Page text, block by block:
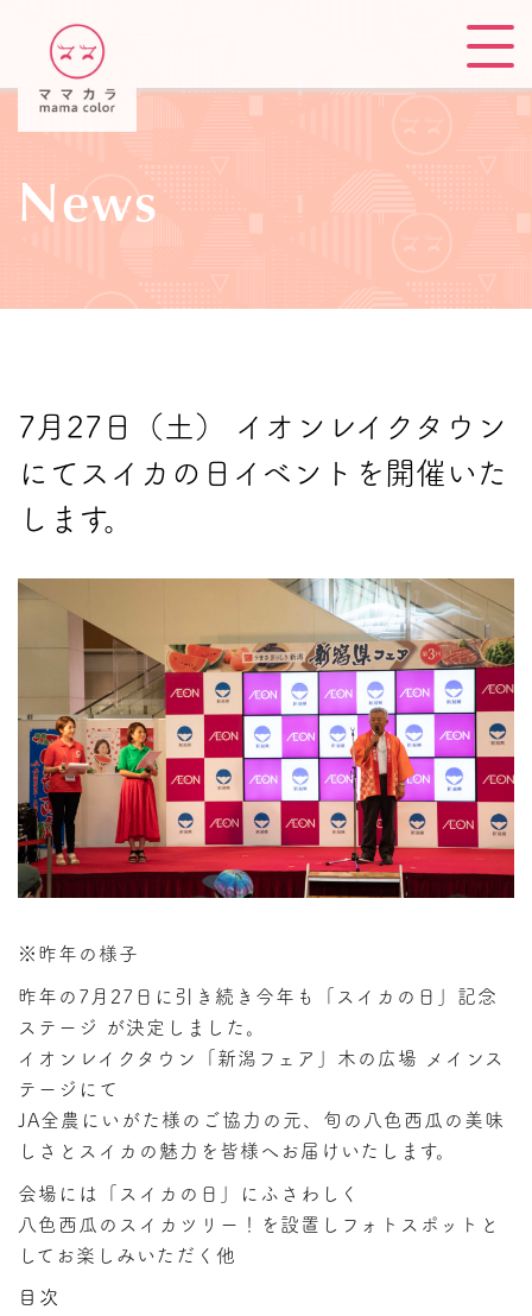
News
7月27日（土） イオンレイクタウン
にてスイカの日イベントを開催いた
します。
※昨年の様子
昨年の7月27日に引き続き今年も「スイカの日」記念
ステージ が決定しました。
イオンレイクタウン「新潟フェア」木の広場 メインス
テージにて
JA全農にいがた様のご協力の元、旬の八色西瓜の美味
しさとスイカの魅力を皆様へお届けいたします。
会場には「スイカの日」にふさわしく
八色西瓜のスイカツリー！を設置しフォトスポットと
してお楽しみいただく他
目次